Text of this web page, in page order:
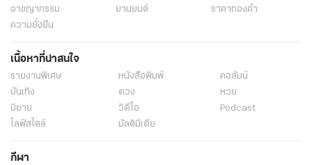
อาชญากรรม
ยานยนต์
ราคาทองคำ
ความยั่งยืน
เนื้อหาที่น่าสนใจ
รายงานพิเศษ หนังสือพิมพ์
คอลัมน์
บันเทิง
ดวง
หวย
นิยาย
วิดีโอ
Podcast
ไลฟ์สไตล์
มัลติมีเดีย
กีฬา